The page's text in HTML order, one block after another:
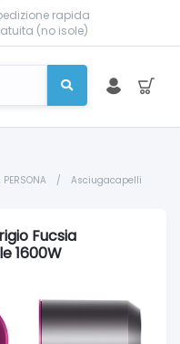
rapida
(no isole)
PERSONA / Asciugacapelli
Fucsia
1600W